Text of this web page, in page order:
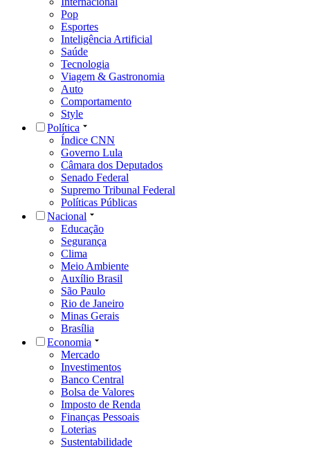
Pop
Esportes
Inteligência Artificial
Saúde
Tecnologia
Viagem & Gastronomia
Auto
Comportamento
Style
Política
Índice CNN
Governo Lula
Câmara dos Deputados
Senado Federal
Supremo Tribunal Federal
Políticas Públicas
Nacional
Educação
Segurança
Clima
Meio Ambiente
Auxílio Brasil
São Paulo
Rio de Janeiro
Minas Gerais
Brasília
Economia
Mercado
Investimentos
Banco Central
Bolsa de Valores
Imposto de Renda
Finanças Pessoais
Loterias
Sustentabilidade